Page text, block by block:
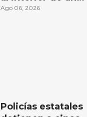
domicilio en la
Ago 06, 2026
Policías estatales